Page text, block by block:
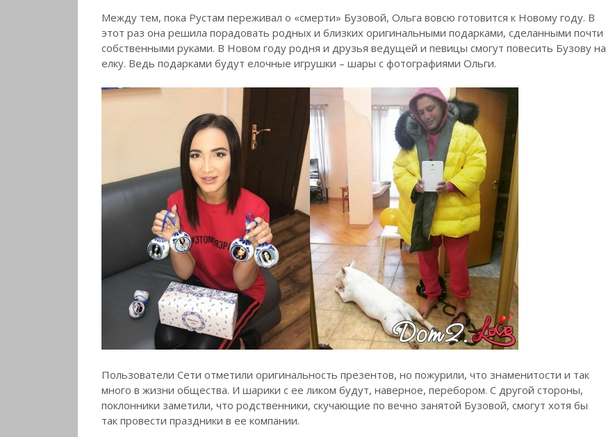
Между тем, пока Рустам переживал о «смерти» Бузовой, Ольга вовсю готовится к Новому году. В
этот раз она решила порадовать родных и близких оригинальными подарками, сделанными почти
собственными руками. В Новом году родня и друзья ведущей и певицы смогут повесить Бузову на
елку. Ведь подарками будут елочные игрушки – шары с фотографиями Ольги.
Пользователи Сети отметили оригинальность презентов, но пожурили, что знаменитости и так
много в жизни общества. И шарики с ее ликом будут, наверное, перебором. С другой стороны,
поклонники заметили, что родственники, скучающие по вечно занятой Бузовой, смогут хотя бы
так провести праздники в ее компании.